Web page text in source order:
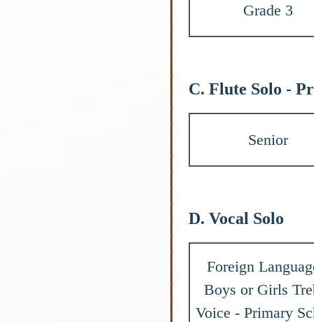
Grade 3
C. Flute Solo -
Senior
D. Vocal Solo
Foreign
Boys or Girls
Voice - Primary